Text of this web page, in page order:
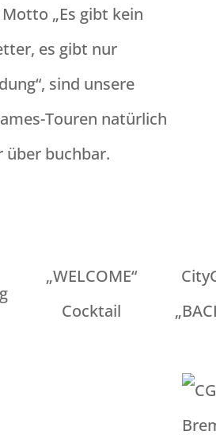
„Es gibt kein
es gibt nur
sind unsere
Touren natürlich
über buchbar.
„WELCOME“
Cocktail